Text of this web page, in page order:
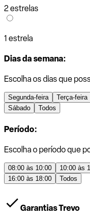
2 estrelas
1 estrela
Dias da semana:
Escolha os dias que
Segunda-feira Terça-feira
Sábado
Todos
Período:
Escolha o período que
08:00 às 10:00 10:00 às
16:00 às 18:00
Todos
Garantias Trevo